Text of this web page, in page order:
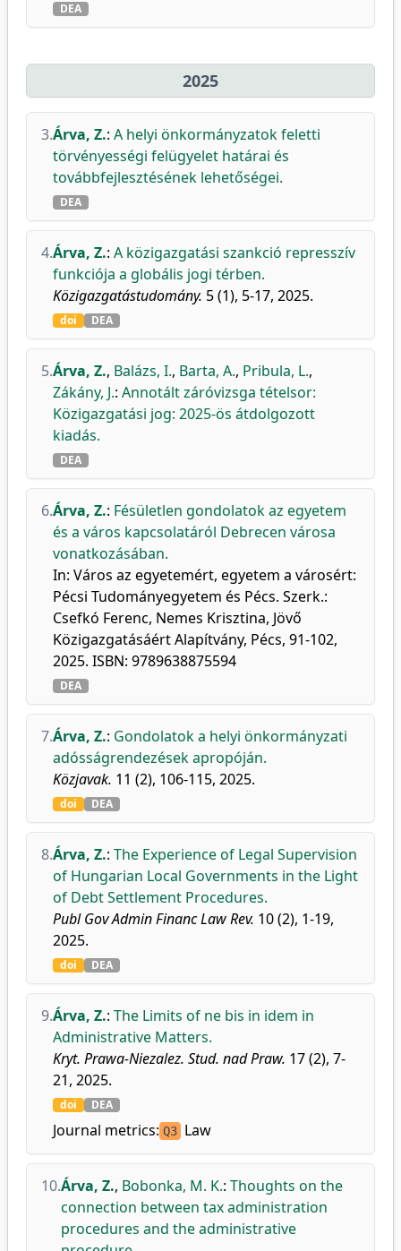
DEA
2025
3.Árva, Z.: A helyi önkormányzatok feletti
törvényességi felügyelet határai és
továbbfejlesztésének lehetőségei.
DEA
4.Árva, Z.: A közigazgatási szankció represszív
funkciója a globális jogi térben.
Közigazgatástudomány. 5 (1), 5-17, 2025.
doi DEA
5.Árva, Z., Balázs, I., Barta, A., Pribula, L.,
Zákány, J.: Annotált záróvizsga tételsor:
Közigazgatási jog: 2025-ös átdolgozott
kiadás.
DEA
6.Árva, Z.: Fésületlen gondolatok az egyetem
és a város kapcsolatáról Debrecen városa
vonatkozásában.
In: Város az egyetemért, egyetem a városért:
Pécsi Tudományegyetem és Pécs. Szerk.:
Csefkó Ferenc, Nemes Krisztina, Jövő
Közigazgatásáért Alapítvány, Pécs, 91-102,
2025. ISBN: 9789638875594
DEA
7.Árva, Z.: Gondolatok a helyi önkormányzati
adósságrendezések apropóján.
Közjavak. 11 (2), 106-115, 2025.
doi DEA
8.Árva, Z.: The Experience of Legal Supervision
of Hungarian Local Governments in the Light
of Debt Settlement Procedures.
Publ Gov Admin Financ Law Rev. 10 (2), 1-19,
2025.
doi DEA
9.Árva, Z.: The Limits of ne bis in idem in
Administrative Matters.
Kryt. Prawa-Niezalez. Stud. nad Praw. 17 (2), 7-
21, 2025.
doi DEA
Journal metrics: Q3 Law
10.Árva, Z., Bobonka, M. K.: Thoughts on the
connection between tax administration
procedures and the administrative